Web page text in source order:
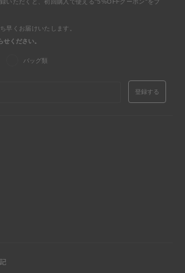
いただくと、初回購入で使える"5%OFFクーポン"をプ
早くお届けいたします。
ください。
バッグ類
登録する